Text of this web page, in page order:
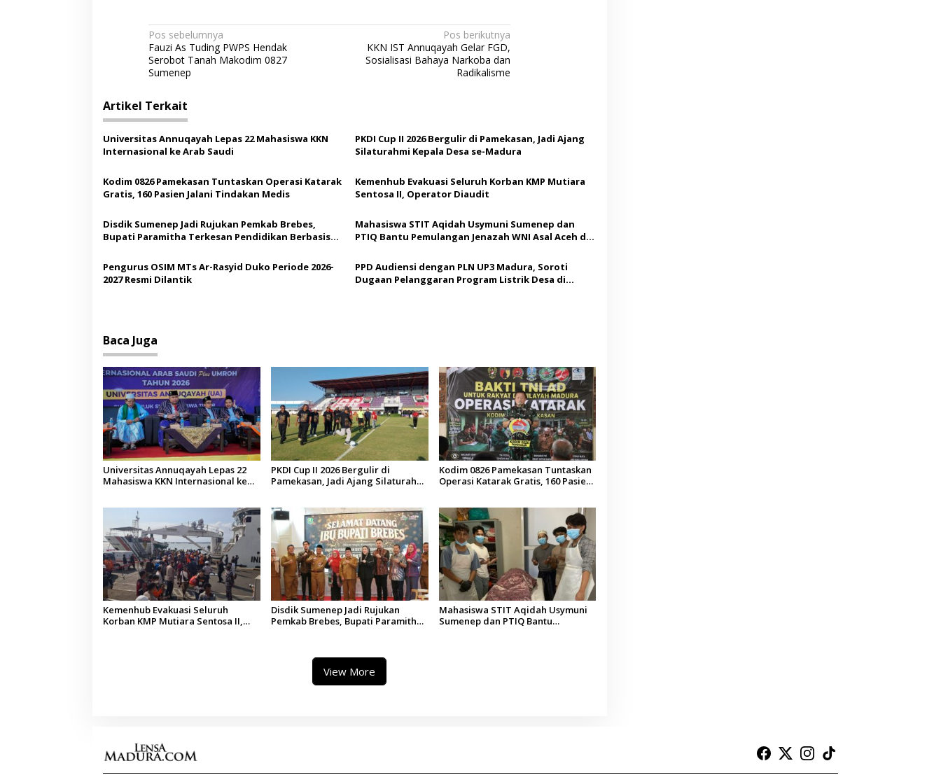
N
a
v
i
g
a
s
i
p
s
Pos sebelumnya
Fauzi As Tuding PWPS Hendak
Serobot Tanah Makodim 0827
Sumenep
Pos berikutnya
KKN IST Annuqayah Gelar FGD,
Sosialisasi Bahaya Narkoba dan
Radikalisme
Artikel Terkait
Universitas Annuqayah Lepas 22 Mahasiswa KKN
Internasional ke Arab Saudi
PKDI Cup II 2026 Bergulir di Pamekasan, Jadi Ajang
Silaturahmi Kepala Desa se-Madura
Kodim 0826 Pamekasan Tuntaskan Operasi Katarak
Gratis, 160 Pasien Jalani Tindakan Medis
Kemenhub Evakuasi Seluruh Korban KMP Mutiara
Sentosa II, Operator Diaudit
Disdik Sumenep Jadi Rujukan Pemkab Brebes,
Bupati Paramitha Terkesan Pendidikan Berbasis
Mahasiswa STIT Aqidah Usymuni Sumenep dan
PTIQ Bantu Pemulangan Jenazah WNI Asal Aceh di
Pengurus OSIM MTs Ar-Rasyid Duko Periode 2026-
2027 Resmi Dilantik
PPD Audiensi dengan PLN UP3 Madura, Soroti
Dugaan Pelanggaran Program Listrik Desa di
Baca Juga
Universitas Annuqayah Lepas 22
Mahasiswa KKN Internasional ke
PKDI Cup II 2026 Bergulir di
Pamekasan, Jadi Ajang Silaturahmi
Kodim 0826 Pamekasan Tuntaskan
Operasi Katarak Gratis, 160 Pasien
Kemenhub Evakuasi Seluruh
Korban KMP Mutiara Sentosa II,
Disdik Sumenep Jadi Rujukan
Pemkab Brebes, Bupati Paramitha
Mahasiswa STIT Aqidah Usymuni
Sumenep dan PTIQ Bantu
View More